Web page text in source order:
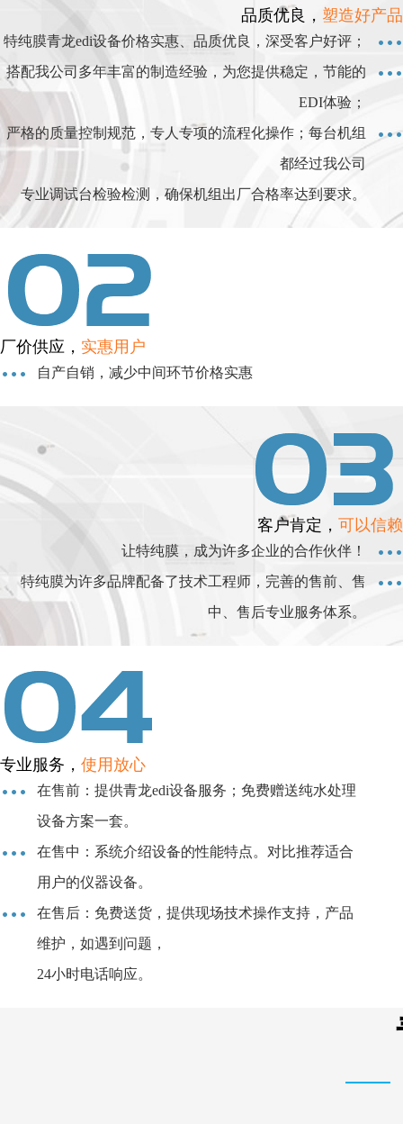
品质优良， 塑造好产品
特纯膜青龙edi设备价格实惠、品质优良，深受客户好评；
搭配我公司多年丰富的制造经验，为您提供稳定，节能的
EDI体验；
严格的质量控制规范，专人专项的流程化操作；每台机组
都经过我公司
专业调试台检验检测，确保机组出厂合格率达到要求。
厂价供应， 实惠用户
自产自销，减少中间环节价格实惠
客户肯定， 可以信赖
让特纯膜，成为许多企业的合作伙伴！
特纯膜为许多品牌配备了技术工程师，完善的售前、售
中、售后专业服务体系。
专业服务， 使用放心
在售前：提供青龙edi设备服务；免费赠送纯水处理
设备方案一套。
在售中：系统介绍设备的性能特点。对比推荐适合
用户的仪器设备。
在售后：免费送货，提供现场技术操作支持，产品
维护，如遇到问题，
24小时电话响应。